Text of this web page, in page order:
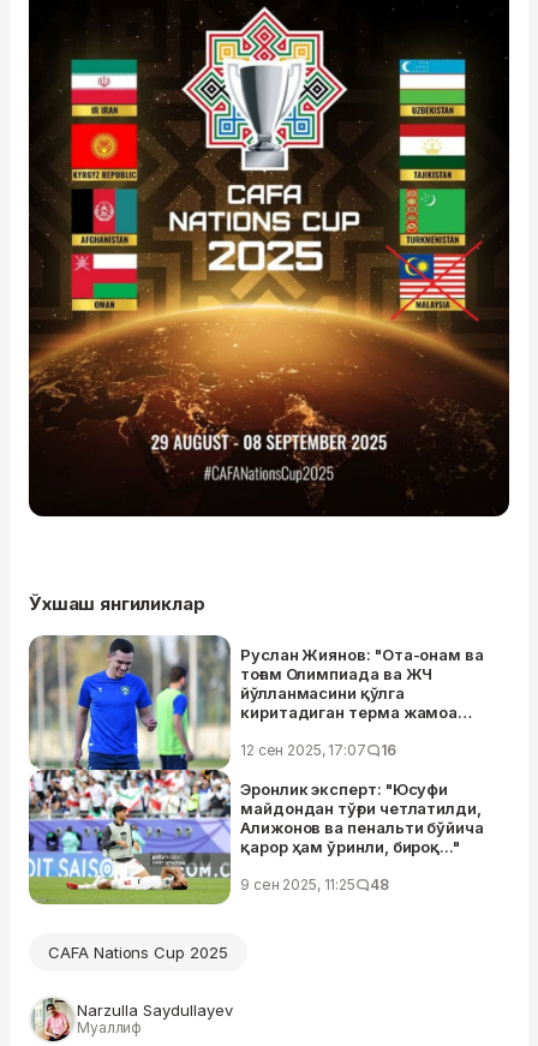
Ўхшаш янгиликлар
Руслан Жиянов: "Ота-онам ва
тоғам Олимпиада ва ЖЧ
йўлланмасини қўлга
киритадиган терма жамоа
дуо қилишарди"
12 сен 2025, 17:07 16
Эронлик эксперт: "Юсуфи
майдондан тўғри четлатилди,
Алижонов ва пенальти бўйича
қарор ҳам ўринли, бироқ..."
9 сен 2025, 11:25 48
CAFA Nations Cup 2025
Narzulla Saydullayev
Муаллиф